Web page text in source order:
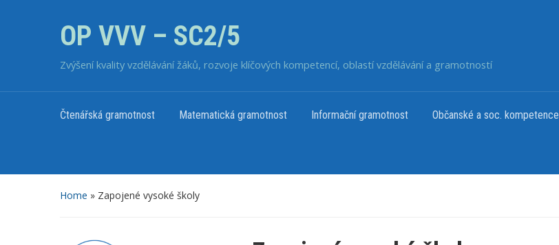
OP VVV – SC2/5
Zvýšení kvality vzdělávání žáků, rozvoje klíčových kompetencí, oblastí vzdělávání a gramotností
Čtenářská gramotnost Matematická gramotnost Informační gramotnost Občanské a soc. kompetence
Home » Zapojené vysoké školy